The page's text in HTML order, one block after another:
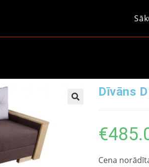
Dīvāns
€
Cena